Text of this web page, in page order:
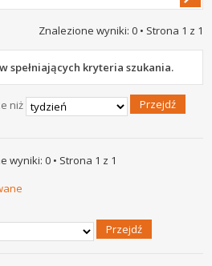
Znalezione wyniki: 0 • Strona 1 z 1
spełniających kryteria szukania.
niż
wyniki: 0 • Strona 1 z 1